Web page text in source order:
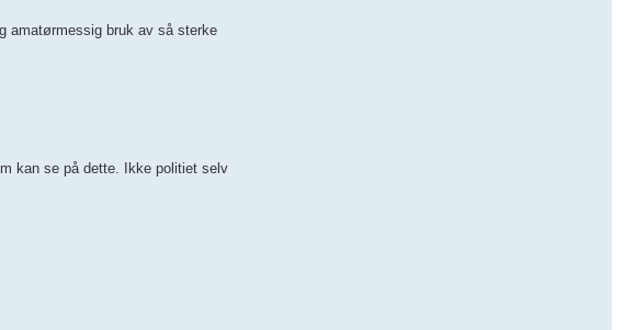
amatørmessig bruk av så sterke
kan se på dette. Ikke politiet selv